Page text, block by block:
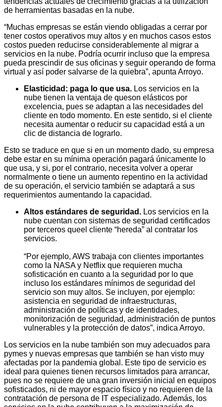
de herramientas basadas en la nube.
“Muchas empresas se están viendo obligadas a cerrar por
tener costos operativos muy altos y en muchos casos estos
costos pueden reducirse considerablemente al migrar a
servicios en la nube. Podría ocurrir incluso que la empresa
pueda prescindir de sus oficinas y seguir operando de forma
virtual y así poder salvarse de la quiebra”, apunta Arroyo.
Elasticidad: paga lo que usa. Los servicios en la
nube tienen la ventaja de queson elásticos por
excelencia, pues se adaptan a las necesidades del
cliente en todo momento. En este sentido, si el cliente
necesita aumentar o reducir su capacidad está a un
clic de distancia de lograrlo.
Esto se traduce en que si en un momento dado, su empresa
debe estar en su mínima operación pagará únicamente lo
que usa, y si, por el contrario, necesita volver a operar
normalmente o tiene un aumento repentino en la actividad
de su operación, el servicio también se adaptará a sus
requerimientos aumentando la capacidad.
Altos estándares de seguridad. Los servicios en la
nube cuentan con sistemas de seguridad certificados
por terceros queel cliente “hereda” al contratar los
servicios.
“Por ejemplo, AWS trabaja con clientes importantes
como la NASA y Netflix que requieren mucha
sofisticación en cuanto a la seguridad por lo que
incluso los estándares mínimos de seguridad del
servicio son muy altos. Se incluyen, por ejemplo:
asistencia en seguridad de infraestructuras,
administración de políticas y de identidades,
monitorización de seguridad, administración de puntos
vulnerables y la protección de datos”, indica Arroyo.
Los servicios en la nube también son muy adecuados para
pymes y nuevas empresas que también se han visto muy
afectadas por la pandemia global. Este tipo de servicio es
ideal para quienes tienen recursos limitados para arrancar,
pues no se requiere de una gran inversión inicial en equipos
sofisticados, ni de mayor espacio físico y no requieren de la
contratación de persona de IT especializado. Además, los